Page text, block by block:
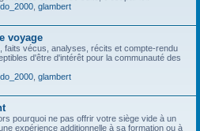
glambert
voyage
faits vécus, analyses, récits et compte-rendu
d'être d'intérêt pour la communauté des
glambert
pourquoi ne pas offrir votre siège vide à un
expérience additionnelle à sa formation ou à